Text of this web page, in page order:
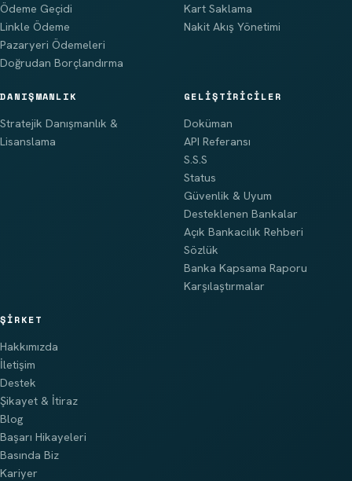
Ödeme Geçidi
Linkle Ödeme
Pazaryeri Ödemeleri
Doğrudan Borçlandırma
Kart Saklama
Nakit Akış Yönetimi
DANIŞMANLIK
Stratejik Danışmanlık &
Lisanslama
GELIŞTIRICILER
Doküman
API Referansı
S.S.S
Status
Güvenlik & Uyum
Desteklenen Bankalar
Açık Bankacılık Rehberi
Sözlük
Banka Kapsama Raporu
Karşılaştırmalar
ŞIRKET
Hakkımızda
İletişim
Destek
Şikayet & İtiraz
Blog
Başarı Hikayeleri
Basında Biz
Kariyer